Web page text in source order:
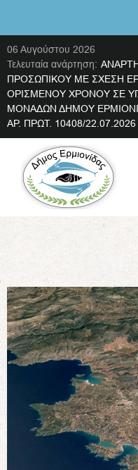
06 Αυγούστου 2026
Τελευταία ανάρτηση:
ΠΡΟΣΩΠΙΚΟΥ ΜΕ ΣΧΕΣΗ
ΟΡΙΣΜΕΝΟΥ ΧΡΟΝΟΥ ΣΕ
ΜΟΝΑΔΩΝ ΔΗΜΟΥ
ΑΡ. ΠΡΩΤ. 10408/